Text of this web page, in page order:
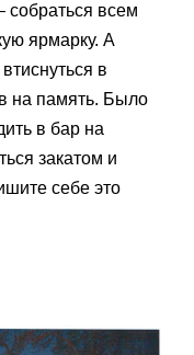
всем
ярмарку. А
в
на память. Было
в бар на
закатом и
себе это